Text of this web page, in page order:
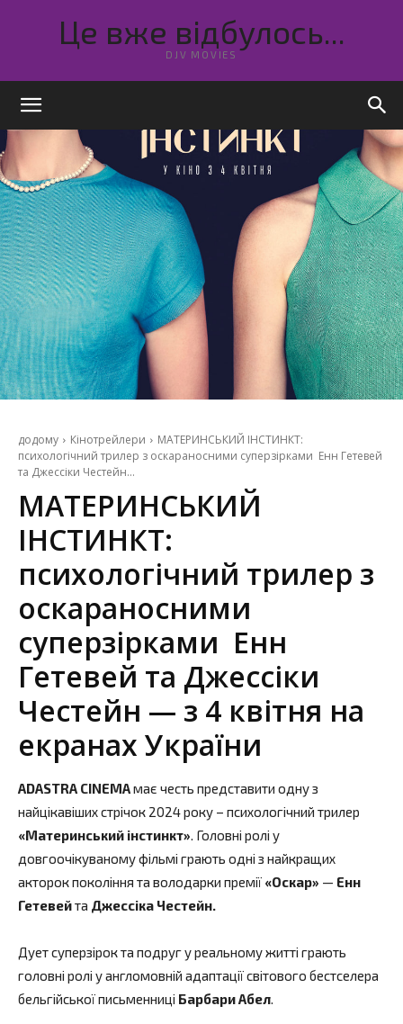
Це вже відбулось...
DJV MOVIES
додому Кінотрейлери
МАТЕРИНСЬКИЙ ІНСТИНКТ:
психологічний трилер з оскараносними суперзірками Енн Гетевей
та Джессіки Честейн...
МАТЕРИНСЬКИЙ
ІНСТИНКТ:
психологічний трилер з
оскараносними
суперзірками Енн
Гетевей та Джессіки
Честейн — з 4 квітня на
екранах України
ADASTRA CINEMAмає честь представити одну з
найцікавіших стрічок 2024 року – психологічний трилер
«Материнський інстинкт». Головні ролі у
довгоочікуваному фільмі грають одні з найкращих
акторок покоління та володарки премії «Оскар» — Енн
Гетевейта Джессіка Честейн.
Дует суперзірок та подруг у реальному житті грають
головні ролі у англомовній адаптації світового бестселера
бельгійської письменниці Барбари Абел.